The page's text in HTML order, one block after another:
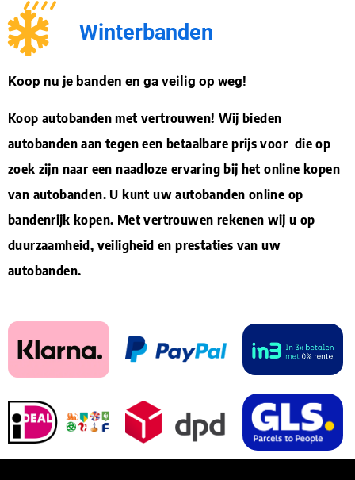
Winterbanden
Koop nu je banden en ga veilig op weg!
Koop autobanden met vertrouwen! Wij bieden
autobanden aan tegen een betaalbare prijs voor die op
zoek zijn naar een naadloze ervaring bij het online kopen
van autobanden. U kunt uw autobanden online op
bandenrijk kopen. Met vertrouwen rekenen wij u op
duurzaamheid, veiligheid en prestaties van uw
autobanden.